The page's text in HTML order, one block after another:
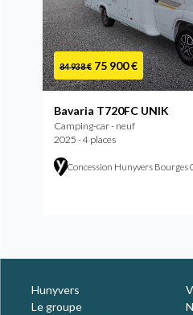
84 938 € 75 900 €
Bavaria T720FC UNIK
Camping-car - neuf
2025 - 4 places
Concession Hunyvers Bourges
Hunyvers
Le groupe